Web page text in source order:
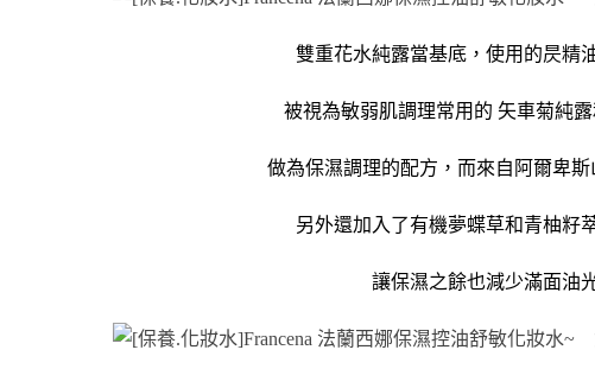
雙重花水純露當基底，使用的昃精
被視為敏弱肌調理常用的 矢車菊純露
做為保濕調理的配方，而來自阿爾卑斯
另外還加入了有機夢蝶草和青柚籽
讓保濕之餘也減少滿面油